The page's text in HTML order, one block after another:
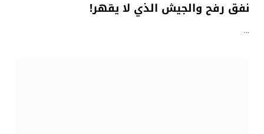
نفق رفح والجيش الذي لا يقهر!
…